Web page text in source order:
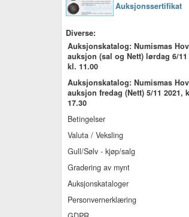
Auksjonssertifikat
Diverse:
Auksjonskatalog: Numismas
auksjon (sal og Nett) lørdag 6/11
kl. 11.00
Auksjonskatalog: Numismas
auksjon fredag (Nett) 5/11 2021,
17.30
Betingelser
Valuta / Veksling
Gull/Sølv - kjøp/salg
Gradering av mynt
Auksjonskataloger
Personvernerklæring